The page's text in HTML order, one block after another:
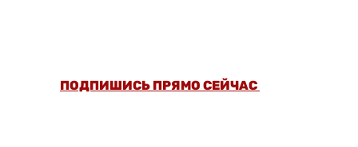
ПОДПИШИСЬ ПРЯМО СЕЙЧАС